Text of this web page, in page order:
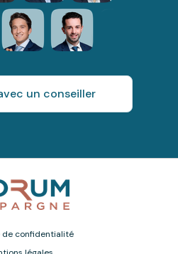
un conseiller
de confidentialité